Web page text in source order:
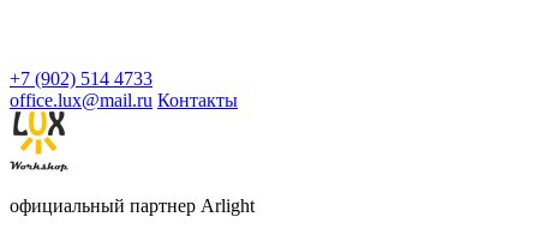
+7 (902) 514 4733
office.lux@mail.ru Контакты
официальный партнер Arlight